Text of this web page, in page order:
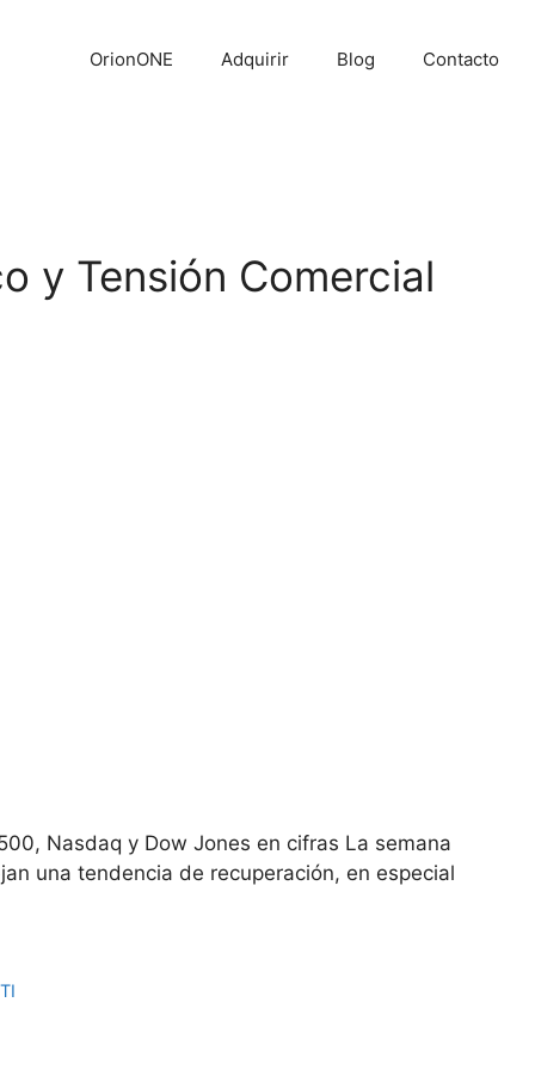
OrionONE Adquirir Blog Contacto
y Tensión Comercial
Nasdaq y Dow Jones en cifras La semana
una tendencia de recuperación, en especial